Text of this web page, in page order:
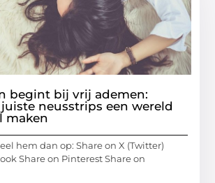
begint bij vrij ademen:
neusstrips een wereld
maken
hem dan op: Share on X (Twitter)
Share on Pinterest Share on